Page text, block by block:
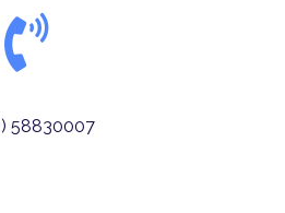
58830007